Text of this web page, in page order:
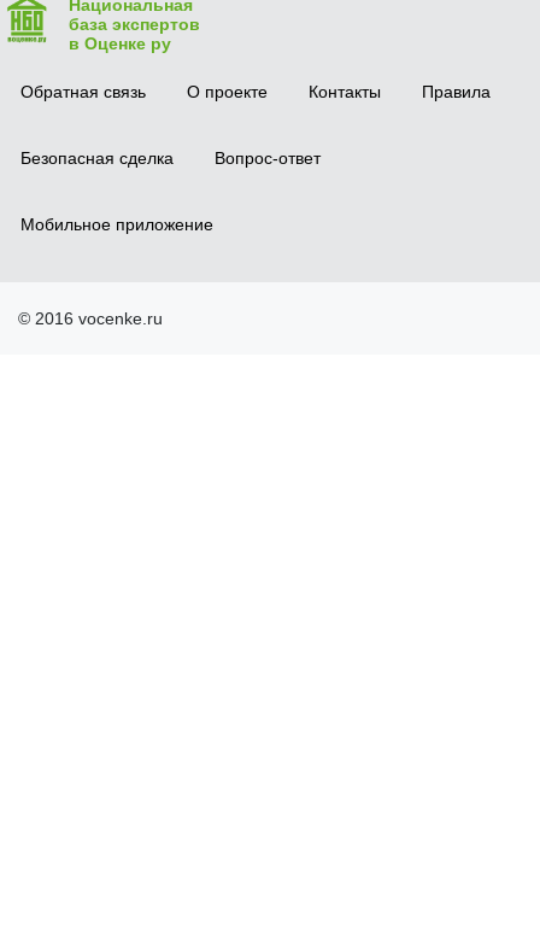
Национальная
база экспертов
в Оценке ру
Обратная связь О проекте Контакты Правила
Безопасная сделка Вопрос-ответ
Мобильное приложение
© 2016 vocenke.ru